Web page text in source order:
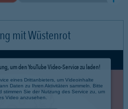
mit Wüstenrot
um den YouTube Video-Service zu laden!
eines Drittanbieters, um Videoinhalte
Daten zu Ihren Aktivitäten sammeln. Bitte
stimmen Sie der Nutzung des Service zu, um
Video anzusehen.